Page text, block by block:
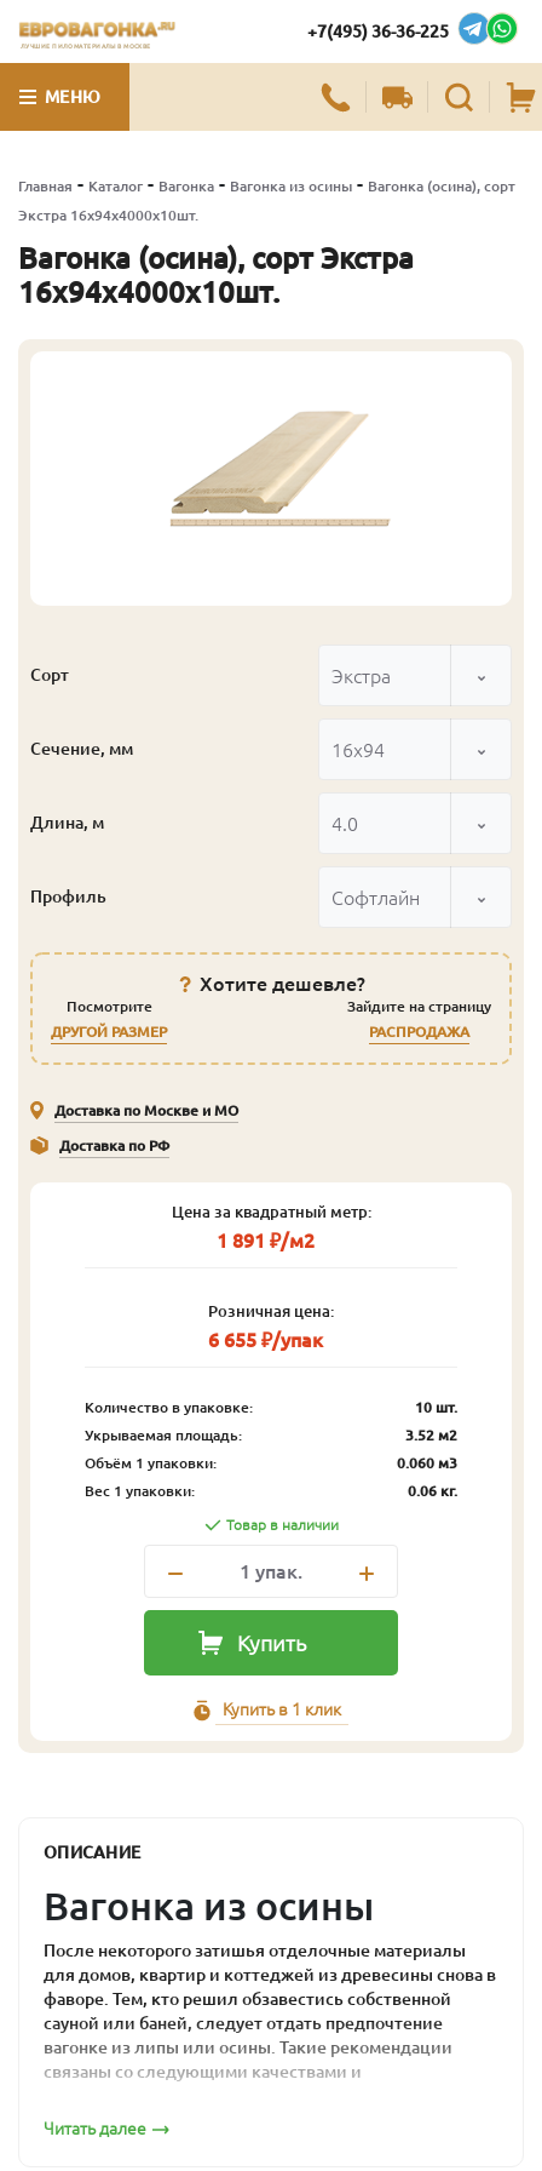
ЛУЧШИЕ ПИЛОМАТЕРИАЛЫ В МОСКВЕ
+7(495) 36-36-225
МЕНЮ
Главная - Каталог - Вагонка - Вагонка из осины - Вагонка (осина), сорт
Экстра 16х94х4000х10шт.
Вагонка (осина), сорт Экстра
16х94х4000х10шт.
Сорт Экстра
Сечение, мм 16x94
Длина, м 4.0
Профиль Софтлайн
Хотите дешевле?
Посмотрите
ДРУГОЙ РАЗМЕР
Зайдите на страницу
РАСПРОДАЖА
Доставка по Москве и МО
Доставка по РФ
Цена за квадратный метр:
1 891 ₽/м2
Розничная цена:
6 655 ₽/упак
Количество в упаковке:
10 шт.
Укрываемая площадь:
3.52 м2
Объём 1 упаковки:
0.060 м3
Вес 1 упаковки:
0.06 кг.
Товар в наличии
1 упак.
Купить
Купить в 1 клик
ОПИСАНИЕ
Вагонка из осины
После некоторого затишья отделочные материалы
для домов, квартир и коттеджей из древесины снова в
фаворе. Тем, кто решил обзавестись собственной
сауной или баней, следует отдать предпочтение
вагонке из липы или осины. Такие рекомендации
связаны со следующими качествами и
высокая влаго- и теплостойкость;
Читать далее